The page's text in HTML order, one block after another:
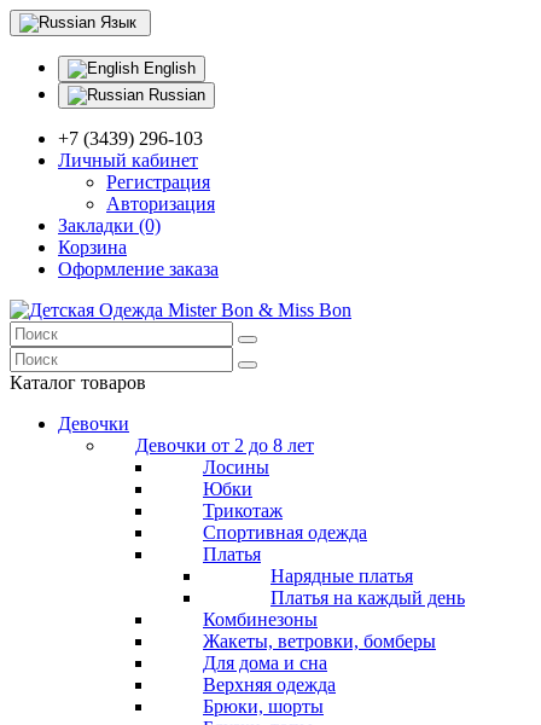
Язык
English
Russian
+7 (3439) 296-103
Личный кабинет
Регистрация
Авторизация
Закладки (0)
Корзина
Оформление заказа
Каталог товаров
Девочки
Девочки от 2 до 8 лет
Лосины
Юбки
Трикотаж
Спортивная одежда
Платья
Нарядные платья
Платья на каждый день
Комбинезоны
Жакеты, ветровки, бомберы
Для дома и сна
Верхняя одежда
Брюки, шорты